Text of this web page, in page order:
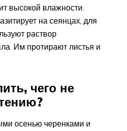
высокой влажности.
на сеянцах, для
раствор
Им протирают листья и
чего не
осенью черенками и